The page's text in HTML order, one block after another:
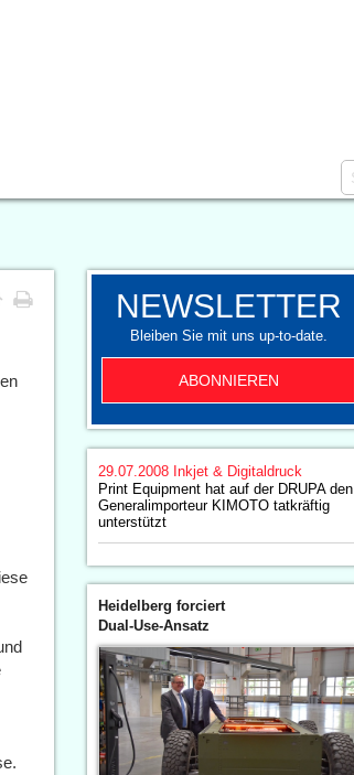
NEWSLETTER
Bleiben Sie mit uns up-to-date.
ABONNIEREN
29.07.2008 Inkjet & Digitaldruck
Print Equipment hat auf der DRUPA den
Generalimporteur KIMOTO tatkräftig
unterstützt
Heidelberg forciert
Dual-Use-Ansatz